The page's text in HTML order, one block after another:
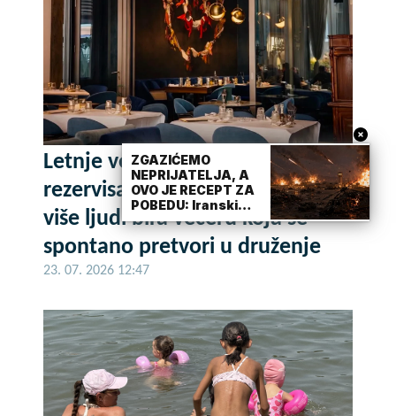
ZGAZIĆEMO
NEPRIJATELJA, A
OVO JE RECEPT ZA
POBEDU: Iranski
moćni general
otkrio tajnu uspeha
iranske vojske
Letnje večeri u gradu više nisu
rezervisane za vikend: Zašto sve
više ljudi bira večeru koja se
spontano pretvori u druženje
23. 07. 2026 12:47